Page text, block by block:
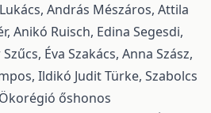
András Mészáros, Attila
Anikó Ruisch, Edina Segesdi,
Éva Szakács, Anna Szász,
Ildikó Judit Türke, Szabolcs
őshonos